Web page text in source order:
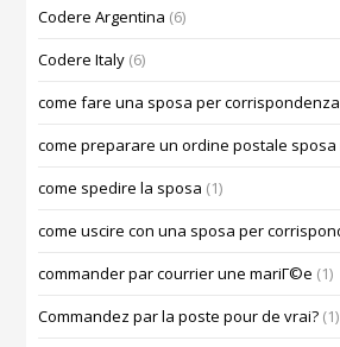
Codere Argentina (6)
Codere Italy (6)
come fare una sposa per corrispondenza
come preparare un ordine postale
come spedire la sposa (1)
come uscire con una sposa per
commander par courrier une mariГ©e (1)
Commandez par la poste pour de vrai? (1)